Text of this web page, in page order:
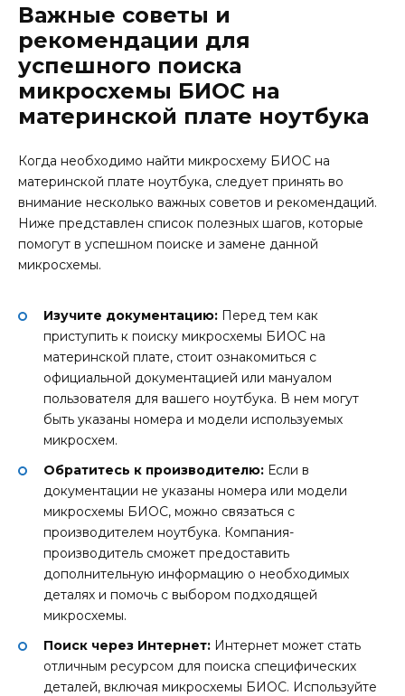
Важные советы и
рекомендации для
успешного поиска
микросхемы БИОС на
материнской плате ноутбука
Когда необходимо найти микросхему БИОС на
материнской плате ноутбука, следует принять во
внимание несколько важных советов и рекомендаций.
Ниже представлен список полезных шагов, которые
помогут в успешном поиске и замене данной
микросхемы.
Изучите документацию: Перед тем как
приступить к поиску микросхемы БИОС на
материнской плате, стоит ознакомиться с
официальной документацией или мануалом
пользователя для вашего ноутбука. В нем могут
быть указаны номера и модели используемых
микросхем.
Обратитесь к производителю: Если в
документации не указаны номера или модели
микросхемы БИОС, можно связаться с
производителем ноутбука. Компания-
производитель сможет предоставить
дополнительную информацию о необходимых
деталях и помочь с выбором подходящей
микросхемы.
Поиск через Интернет: Интернет может стать
отличным ресурсом для поиска специфических
деталей, включая микросхемы БИОС. Используйте